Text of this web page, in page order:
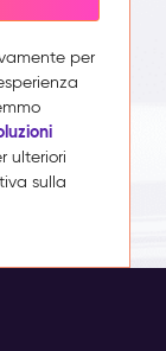
per
ulteriori
sulla